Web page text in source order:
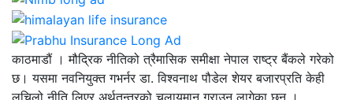
काठमाडौं । मौद्रिक नीतिको त्रैमासिक समीक्षा नेपाल राष्ट्र बैंकले गरेको
छ। यसमा नवनियुक्त गभर्नर डा. विश्वनाथ पौडेल शेयर बजारप्रति केही
लचिलो नीति लिएर अर्थतन्त्रको चलायमान गराउन लागेका छन् ।